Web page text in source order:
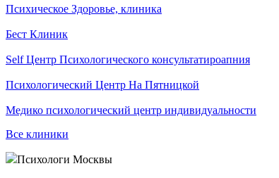
Психическое Здоровье, клиника
Бест Клиник
Self Центр Психологического консультатироапния
Психологический Центр На Пятницкой
Медико психологический центр индивидуальности
Все клиники
Психологи Москвы